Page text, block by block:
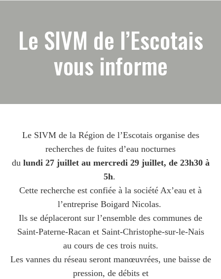
Le SIVM de l’Escotais
vous informe
Le SIVM de la Région de l’Escotais organise des
recherches de fuites d’eau nocturnes
du lundi 27 juillet au mercredi 29 juillet, de 23h30 à
5h.
Cette recherche est confiée à la société Ax’eau et à
l’entreprise Boigard Nicolas.
Ils se déplaceront sur l’ensemble des communes de
Saint-Paterne-Racan et Saint-Christophe-sur-le-Nais
au cours de ces trois nuits.
Les vannes du réseau seront manœuvrées, une baisse de
pression, de débits et